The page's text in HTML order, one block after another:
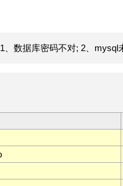
数据库密码不对; 2、mysql